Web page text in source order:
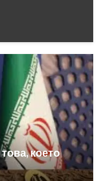
което